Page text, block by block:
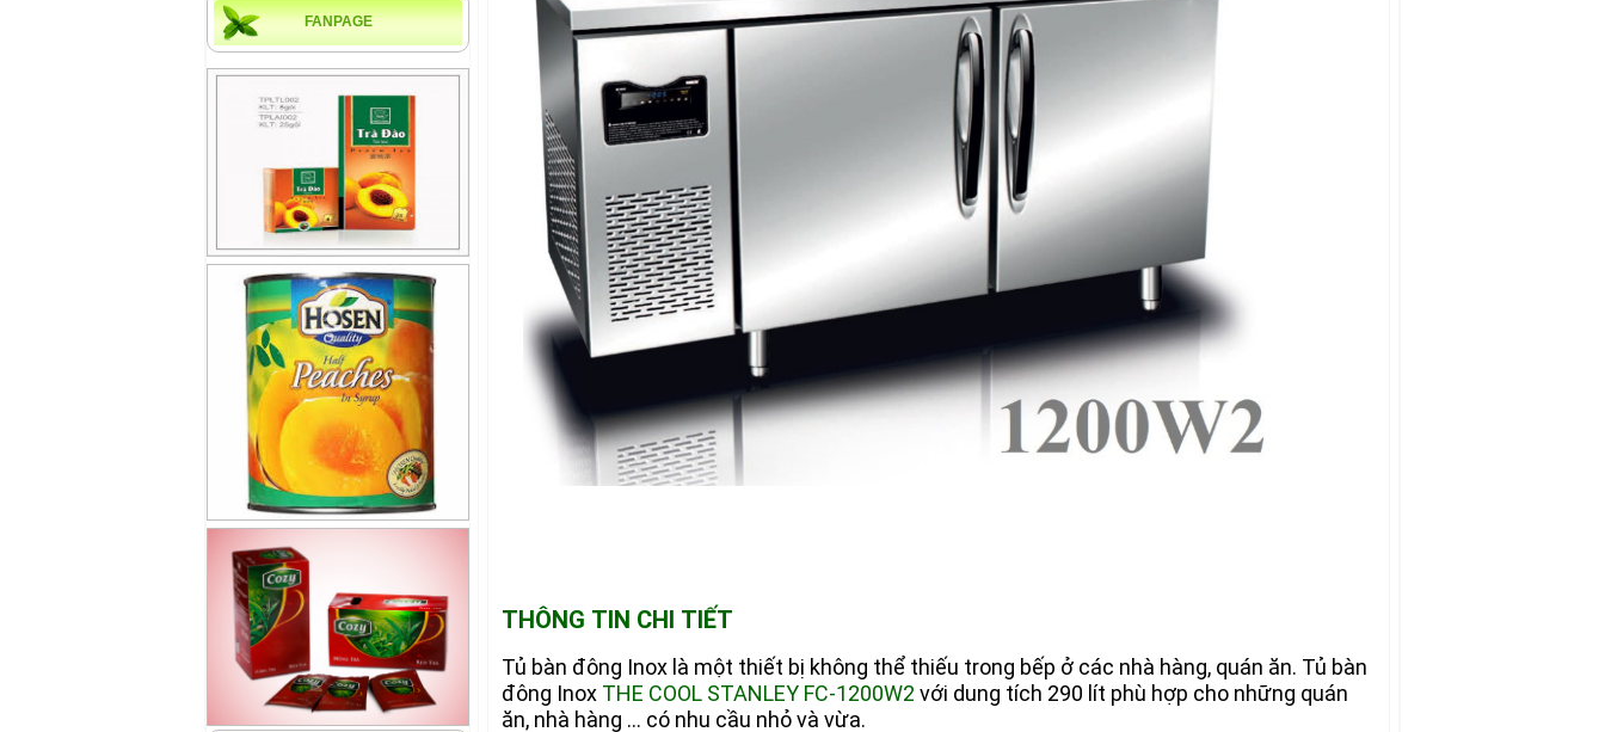
THÔNG TIN CHI TIẾT
Tủ bàn đông Inox là một thiết bị không thể thiếu trong bếp ở các nhà hàng, quán ăn. Tủ bàn
đông Inox THE COOL STANLEY FC-1200W2 với dung tích 290 lít phù hợp cho những quán
ăn, nhà hàng … có nhu cầu nhỏ và vừa.
FANPAGE